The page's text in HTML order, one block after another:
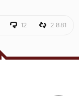
12 2 881